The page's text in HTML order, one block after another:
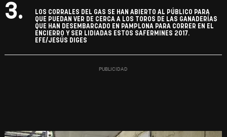
3.
LOS CORRALES DEL GAS SE HAN ABIERTO AL PÚBLICO PARA
QUE PUEDAN VER DE CERCA A LOS TOROS DE LAS GANADERÍAS
QUE HAN DESEMBARCADO EN PAMPLONA PARA CORRER EN EL
ENCIERRO Y SER LIDIADAS ESTOS SAFERMINES 2017.
EFE/JESÚS DIGES